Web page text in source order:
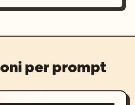
per prompt